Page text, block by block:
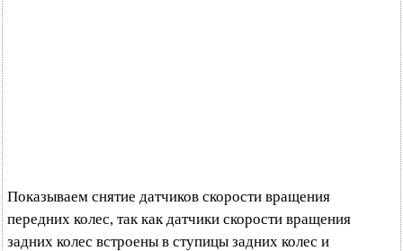
Показываем снятие датчиков скорости вращения
передних колес, так как датчики скорости вращения
задних колес встроены в ступицы задних колес и